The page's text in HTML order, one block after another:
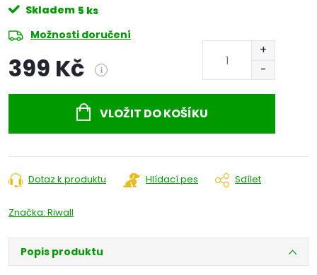
Skladem 5 ks
Možnosti doručení
399 Kč i
VLOŽIT DO KOŠÍKU
Dotaz k produktu Hlídací pes Sdílet
Značka: Riwall
Popis produktu